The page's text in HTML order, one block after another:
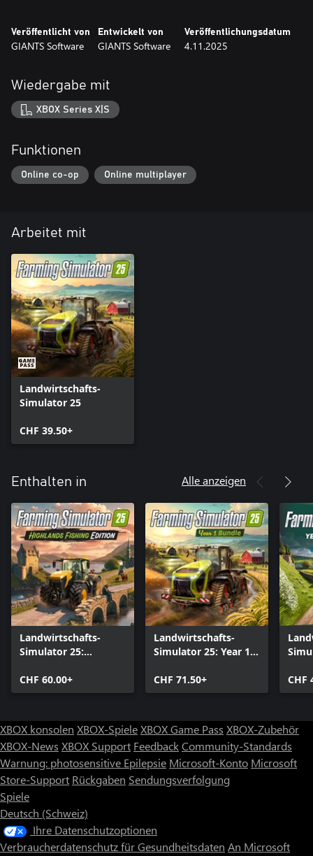
rundet das Bild eines entspannten Lebens am Wasser ab.
von Kinlaig bevölkern, gibt es auf dem Land eine neue Feldfrucht:
Zwiebeln, spezielles Gerät inklusive. Die Fahrzeug- und
Geräteflotte wächst nämlich ebenfalls: Vier neue Marken feiern
Bunning.
Veröffentlicht von
GIANTS Software
Entwickelt von
GIANTS Software
Veröffentlichungsdatum
4.11.2025
Wiedergabe mit
XBOX Series X|S
Funktionen
Online co-op Online multiplayer
Arbeitet mit
Landwirtschafts-
Simulator 25
CHF 39.50+
Enthalten in Alle anzeigen
Landwirtschafts-
Simulator 25:
Edition
CHF 60.00+
Landwirtschafts-
Simulator 25: Year 1
CHF 71.50+
CHF
XBOX konsolen XBOX-SpieleXBOX Game Pass XBOX-Zubehör
XBOX-News XBOX Support FeedbackCommunity-Standards
Warnung: photosensitive Epilepsie Microsoft-Konto Microsoft
Store-Support Rückgaben Sendungsverfolgung
Spiele
Deutsch (Schweiz)
Ihre Datenschutzoptionen
Verbraucherdatenschutz für Gesundheitsdaten An Microsoft